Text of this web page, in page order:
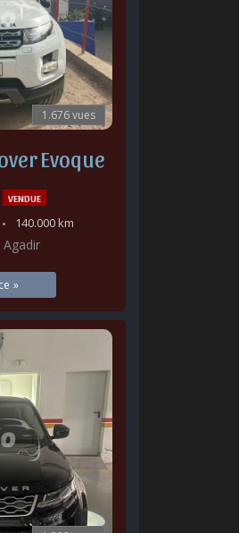
1.676 vues
Evoque
VENDUE
140.000 km
Agadir
»